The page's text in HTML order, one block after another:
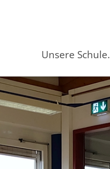
Unsere Schule.